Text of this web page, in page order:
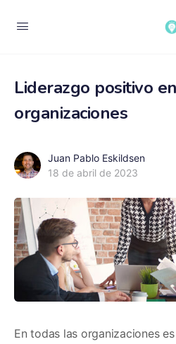
Liderazgo positivo
organizaciones
Juan Pablo Eskildsen
18 de abril de 2023
En todas las organizaciones